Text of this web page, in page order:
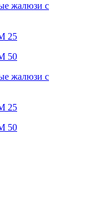
жалюзи с
25
50
жалюзи с
25
50